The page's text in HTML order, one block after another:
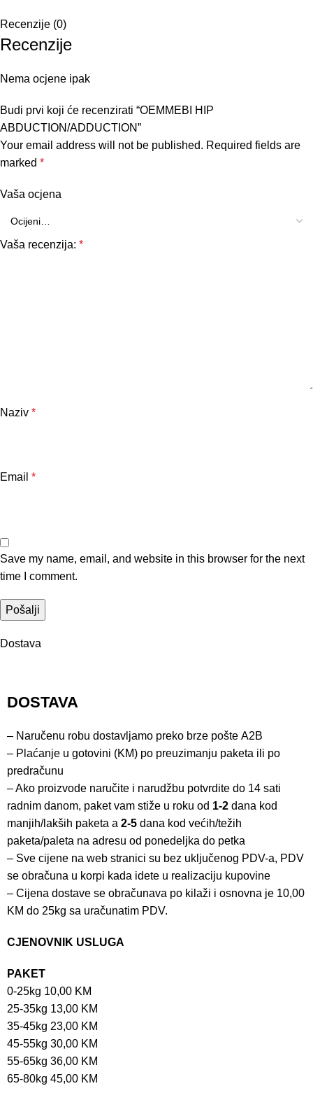
Recenzije (0)
Recenzije
Nema ocjene ipak
Budi prvi koji će recenzirati “OEMMEBI HIP
ABDUCTION/ADDUCTION”
Your email address will not be published. Required fields are
marked *
Vaša ocjena
Vaša recenzija: *
Naziv *
Email *
Save my name, email, and website in this browser for the next
time I comment.
Dostava
DOSTAVA
– Naručenu robu dostavljamo preko brze pošte A2B
– Plaćanje u gotovini (KM) po preuzimanju paketa ili po
predračunu
– Ako proizvode naručite i narudžbu potvrdite do 14 sati
radnim danom, paket vam stiže u roku od 1-2 dana kod
manjih/lakših paketa a 2-5 dana kod većih/težih
paketa/paleta na adresu od ponedeljka do petka
– Sve cijene na web stranici su bez uključenog PDV-a, PDV
se obračuna u korpi kada idete u realizaciju kupovine
– Cijena dostave se obračunava po kilaži i osnovna je 10,00
KM do 25kg sa uračunatim PDV.
CJENOVNIK USLUGA
PAKET
0-25kg 10,00 KM
25-35kg 13,00 KM
35-45kg 23,00 KM
45-55kg 30,00 KM
55-65kg 36,00 KM
65-80kg 45,00 KM